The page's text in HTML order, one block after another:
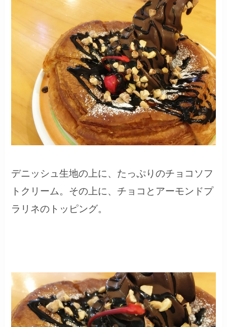
デニッシュ生地の上に、たっぷりのチョコソフ
トクリーム。その上に、チョコとアーモンドプ
ラリネのトッピング。